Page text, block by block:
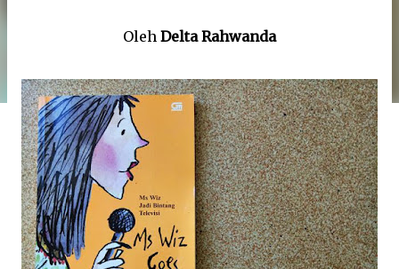
Oleh Delta Rahwanda